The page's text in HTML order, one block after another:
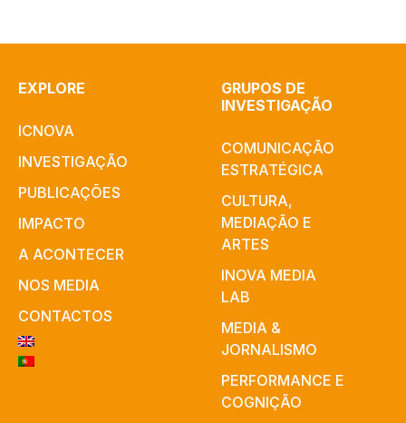
EXPLORE
ICNOVA
INVESTIGAÇÃO
PUBLICAÇÕES
IMPACTO
A ACONTECER
NOS MEDIA
CONTACTOS
GRUPOS DE
INVESTIGAÇÃO
COMUNICAÇÃO
ESTRATÉGICA
CULTURA,
MEDIAÇÃO E
ARTES​
INOVA MEDIA
LAB
MEDIA &
JORNALISMO
PERFORMANCE E
COGNIÇÃO